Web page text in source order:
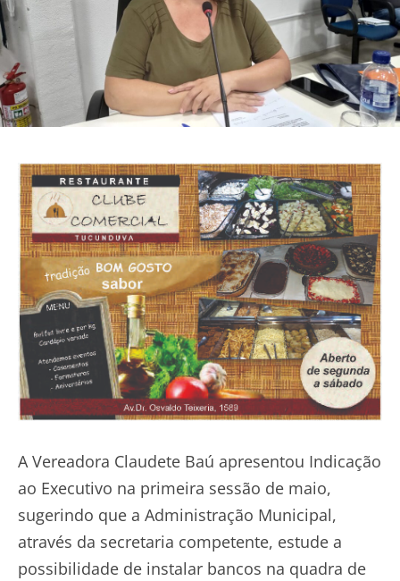
A Vereadora Claudete Baú apresentou Indicação
ao Executivo na primeira sessão de maio,
sugerindo que a Administração Municipal,
através da secretaria competente, estude a
possibilidade de instalar bancos na quadra de